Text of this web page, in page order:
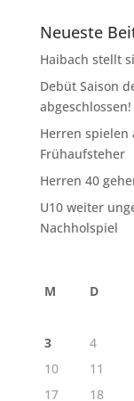
Neueste
Haibach stellt
Debüt Saison
abgeschlossen!
Herren spielen
Frühaufsteher
Herren 40
U10 weiter
Nachholspiel
M D
3
4
10
11
17
18